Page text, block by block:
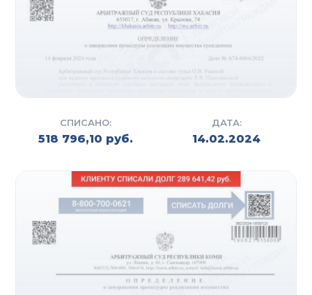
СПИСАНО:
518 796,10 руб.
ДАТА:
14.02.2024